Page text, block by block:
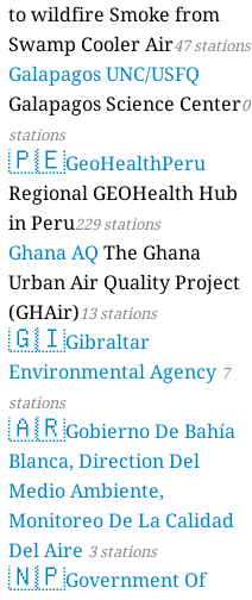
to wildfire Smoke from
Swamp Cooler Air47 stations
Galapagos UNC/USFQ
Galapagos Science Center0
stations
🇵🇪GeoHealthPeru
Regional GEOHealth Hub
in Peru229 stations
Ghana AQ The Ghana
Urban Air Quality Project
(GHAir)13 stations
🇬🇮Gibraltar
Environmental Agency 7
stations
🇦🇷Gobierno De Bahía
Blanca, Direction Del
Medio Ambiente,
Monitoreo De La Calidad
Del Aire 3 stations
🇳🇵Government Of